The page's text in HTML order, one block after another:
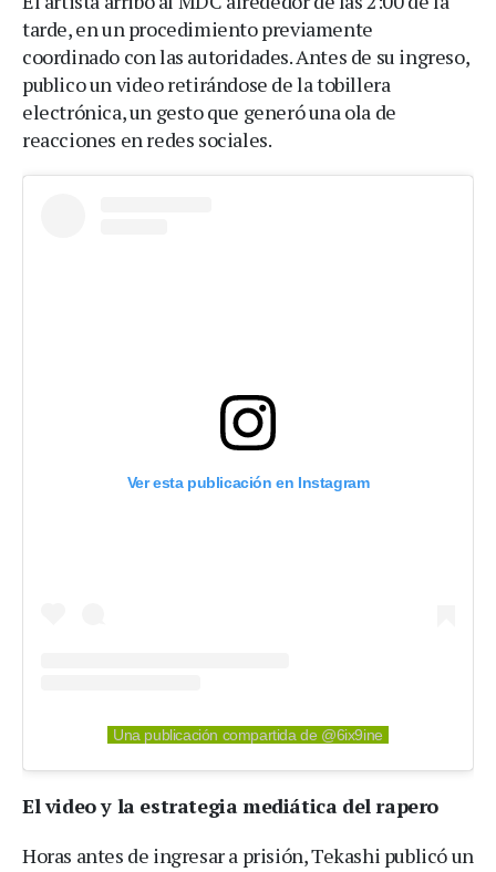
tarde, en un procedimiento previamente
coordinado con las autoridades. Antes de su ingreso,
publico un video retirándose de la tobillera
electrónica, un gesto que generó una ola de
reacciones en redes sociales.
Ver esta publicación en Instagram
Una publicación compartida de @6ix9ine
El video y la estrategia mediática del rapero
Horas antes de ingresar a prisión, Tekashi publicó un